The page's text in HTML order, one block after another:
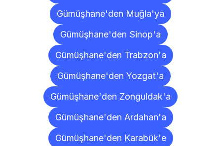
Gümüşhane'den Muğla'ya
Gümüşhane'den Sinop'a
Gümüşhane'den Trabzon'a
Gümüşhane'den Yozgat'a
Gümüşhane'den Zonguldak'a
Gümüşhane'den Ardahan'a
Gümüşhane'den Karabük'e